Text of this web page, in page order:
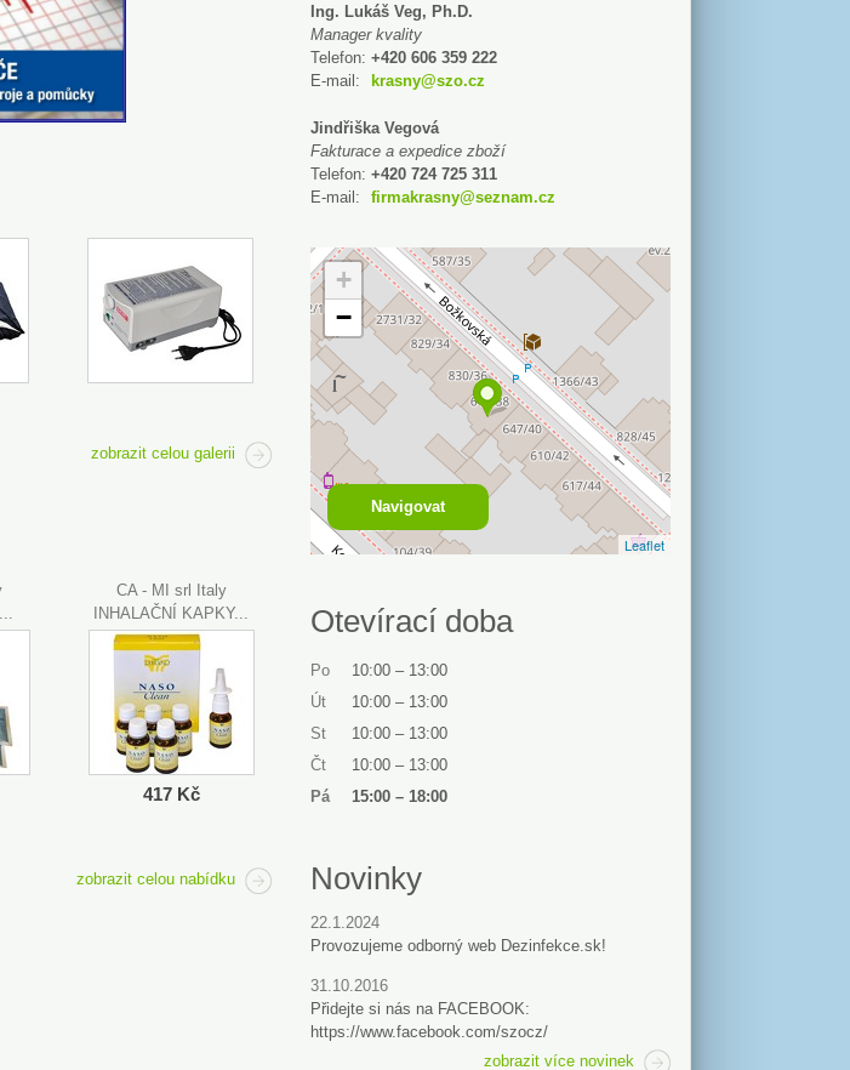
zobrazit celou galerii
CA - MI srl Italy
INHALAČNÍ KAPKY...
417 Kč
zobrazit celou nabídku
Ing. Lukáš Veg, Ph.D.
Manager kvality
Telefon: +420 606 359 222
E-mail:
krasny@szo.cz
Jindřiška Vegová
Fakturace a expedice zboží
Telefon: +420 724 725 311
E-mail:
firmakrasny@seznam.cz
+
−
Leaflet
Navigovat
Otevírací doba
Po 10:00 – 13:00
Út
10:00 – 13:00
St
10:00 – 13:00
Čt
10:00 – 13:00
Pá
15:00 – 18:00
Novinky
22.1.2024
Provozujeme odborný web Dezinfekce.sk!
31.10.2016
Přidejte si nás na FACEBOOK:
https://www.facebook.com/szocz/
zobrazit více novinek